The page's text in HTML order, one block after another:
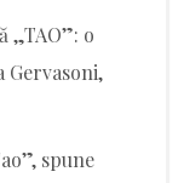
„TAO”: o
Gervasoni,
spune